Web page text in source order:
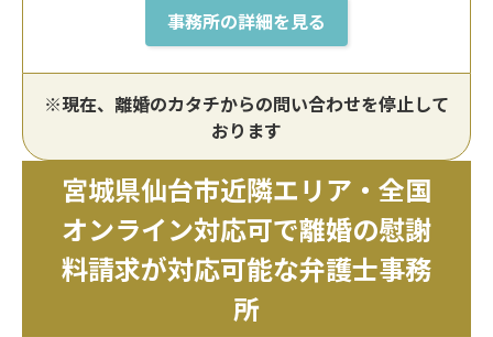
事務所の詳細を見る
※現在、離婚のカタチからの問い合わせを停止して
おります
宮城県仙台市近隣エリア・全国
オンライン対応可で離婚の慰謝
料請求が対応可能な弁護士事務
所